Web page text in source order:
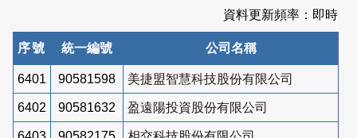
資料更新頻率：即時
序號 統一編號 公司名稱
6401 90581598 美捷盟智慧科技股份有限公司
6402 90581632 盈遠陽投資股份有限公司